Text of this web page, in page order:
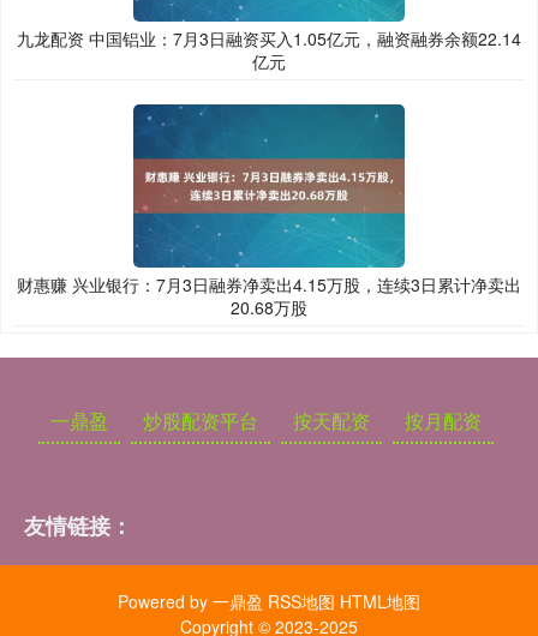
九龙配资 中国铝业：7月3日融资买入1.05亿元，融资融券余额22.14
亿元
财惠赚 兴业银行：7月3日融券净卖出4.15万股，连续3日累计净卖出
20.68万股
一鼎盈 炒股配资平台 按天配资 按月配资
友情链接：
Powered by 一鼎盈 RSS地图 HTML地图
Copyright © 2023-2025